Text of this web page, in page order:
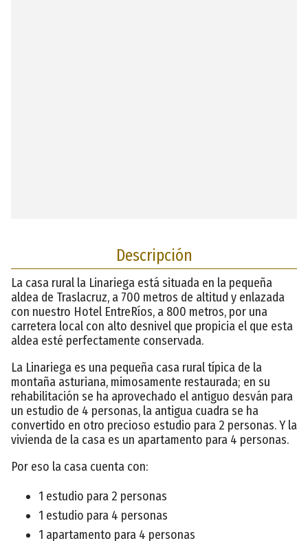
Descripción
La casa rural la Linariega está situada en la pequeña
aldea de Traslacruz, a 700 metros de altitud y enlazada
con nuestro Hotel EntreRíos, a 800 metros, por una
carretera local con alto desnivel que propicia el que esta
aldea esté perfectamente conservada.
La Linariega es una pequeña casa rural típica de la
montaña asturiana, mimosamente restaurada; en su
rehabilitación se ha aprovechado el antiguo desván para
un estudio de 4 personas, la antigua cuadra se ha
convertido en otro precioso estudio para 2 personas. Y la
vivienda de la casa es un apartamento para 4 personas.
Por eso la casa cuenta con:
1 estudio para 2 personas
1 estudio para 4 personas
1 apartamento para 4 personas